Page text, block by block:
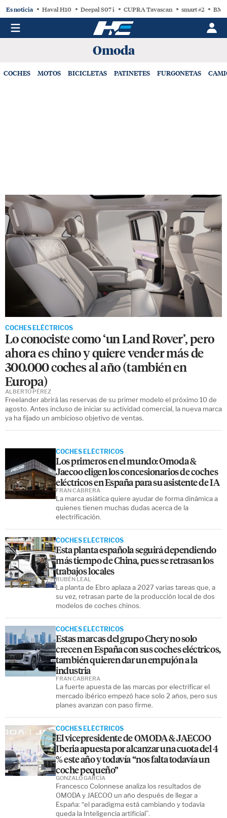
Es noticia Haval H10 Deepal S07 i CUPRA Tavascan smart #2
Omoda
COCHES MOTOS BICICLETAS PATINETES FURGONETAS
COCHES ELÉCTRICOS
Lo conociste como ‘un Land Rover’, pero
ahora es chino y quiere vender más de
300.000 coches al año (también en
Europa)
Freelander abrirá las reservas de su primer modelo el próximo 10 de
agosto. Antes incluso de iniciar su actividad comercial, la nueva marca
ya ha fijado un ambicioso objetivo de ventas.
ALBERTO PÉREZ
COCHES ELÉCTRICOS
Los primeros en el mundo: Omoda &
Jaecoo eligen los concesionarios de coches
eléctricos en España para su asistente de IA
La marca asiática quiere ayudar de forma dinámica a
quienes tienen muchas dudas acerca de la
electrificación.
FRAN CABRERA
COCHES ELÉCTRICOS
Esta planta española seguirá dependiendo
más tiempo de China, pues se retrasan los
trabajos locales
La planta de Ebro aplaza a 2027 varias tareas que, a
su vez, retrasan parte de la producción local de dos
modelos de coches chinos.
RUBÉN LEAL
COCHES ELÉCTRICOS
Estas marcas del grupo Chery no solo
crecen en España con sus coches eléctricos,
también quieren dar un empujón a la
industria
La fuerte apuesta de las marcas por electrificar el
mercado ibérico empezó hace solo 2 años, pero sus
planes avanzan con paso firme.
FRAN CABRERA
COCHES ELÉCTRICOS
El vicepresidente de OMODA & JAECOO
Iberia apuesta por alcanzar una cuota del 4
% este año y todavía “nos falta todavía un
coche pequeño”
Francesco Colonnese analiza los resultados de
OMODA y JAECOO un año después de llegar a
España: “el paradigma está cambiando y todavía
queda la Inteligencia artificial”.
GONZALO GARCÍA